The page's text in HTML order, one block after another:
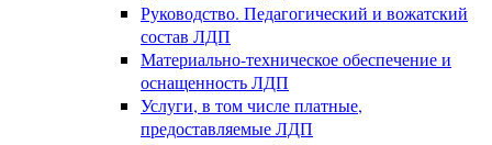
Руководство. Педагогический и вожатский
состав ЛДП
Материально-техническое обеспечение и
оснащенность ЛДП
Услуги, в том числе платные,
предоставляемые ЛДП